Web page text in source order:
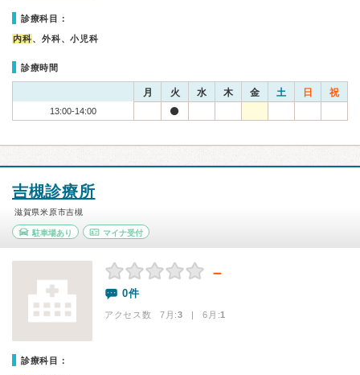
診療科目：
内科、外科、小児科
診療時間
月 火 水 木 金 土 日 祝
13:00-14:00
吉槻診療所
滋賀県米原市吉槻
駐車場あり マイナ受付
－
0件
アクセス数 7月:3 | 6月:1
診療科目：